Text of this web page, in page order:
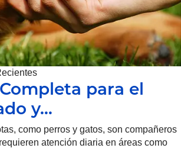
para el
y…
como perros y gatos, son compañeros
atención diaria en áreas como